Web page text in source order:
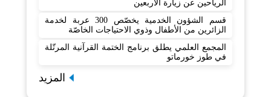
الرياحين عن زيارة الأربعين
قسم الشؤون الخدمية يخصّص 300 عربة لخدمة
الزائرين من الأطفال وذوي الاحتياجات الخاصّة
المجمع العلمي يطلق برنامج الختمة القرآنية المرتّلة
في طوز خورماتو
المزيد